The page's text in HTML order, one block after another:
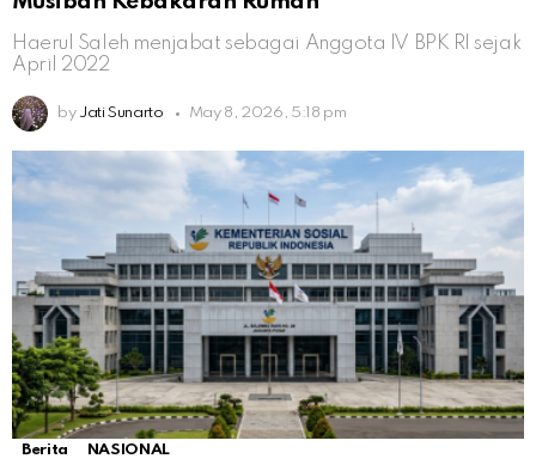
Haerul Saleh menjabat sebagai Anggota IV BPK RI sejak
April 2022
by Jati Sunarto May 8, 2026, 5:18 pm
Berita NASIONAL